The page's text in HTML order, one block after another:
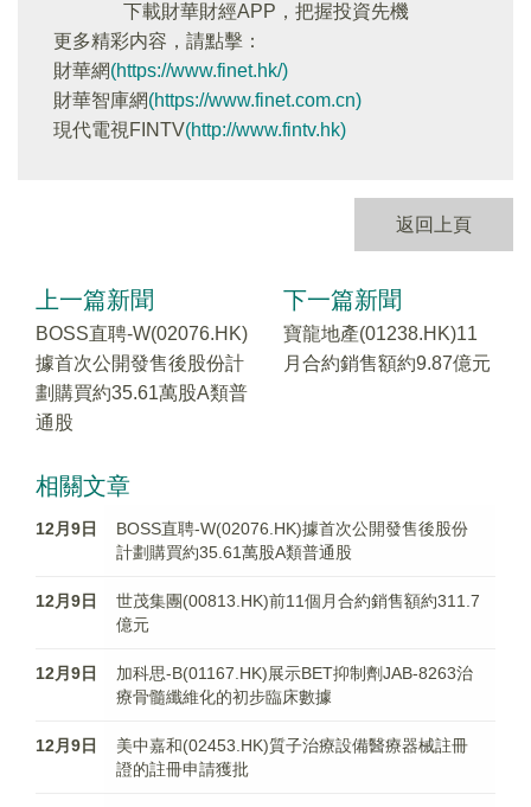
下載財華財經APP，把握投資先機
更多精彩内容，請點擊：
財華網(https://www.finet.hk/)
財華智庫網(https://www.finet.com.cn)
現代電視FINTV(http://www.fintv.hk)
返回上頁
上一篇新聞
BOSS直聘-W(02076.HK)
據首次公開發售後股份計
劃購買約35.61萬股A類普
通股
下一篇新聞
寶龍地產(01238.HK)11
月合約銷售額約9.87億元
相關文章
12月9日
BOSS直聘-W(02076.HK)據首次公開發售後股份
計劃購買約35.61萬股A類普通股
12月9日
世茂集團(00813.HK)前11個月合約銷售額約311.7
億元
12月9日
加科思-B(01167.HK)展示BET抑制劑JAB-8263治
療骨髓纖維化的初步臨床數據
12月9日
美中嘉和(02453.HK)質子治療設備醫療器械註冊
證的註冊申請獲批